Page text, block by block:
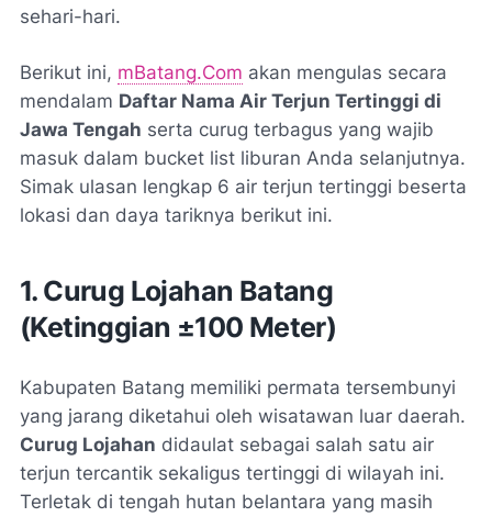
sehari-hari.
Berikut ini, mBatang.Com akan mengulas secara
mendalam Daftar Nama Air Terjun Tertinggi di
Jawa Tengah serta curug terbagus yang wajib
masuk dalam bucket list liburan Anda selanjutnya.
Simak ulasan lengkap 6 air terjun tertinggi beserta
lokasi dan daya tariknya berikut ini.
1. Curug Lojahan Batang
(Ketinggian ±100 Meter)
Kabupaten Batang memiliki permata tersembunyi
yang jarang diketahui oleh wisatawan luar daerah.
Curug Lojahan didaulat sebagai salah satu air
terjun tercantik sekaligus tertinggi di wilayah ini.
Terletak di tengah hutan belantara yang masih